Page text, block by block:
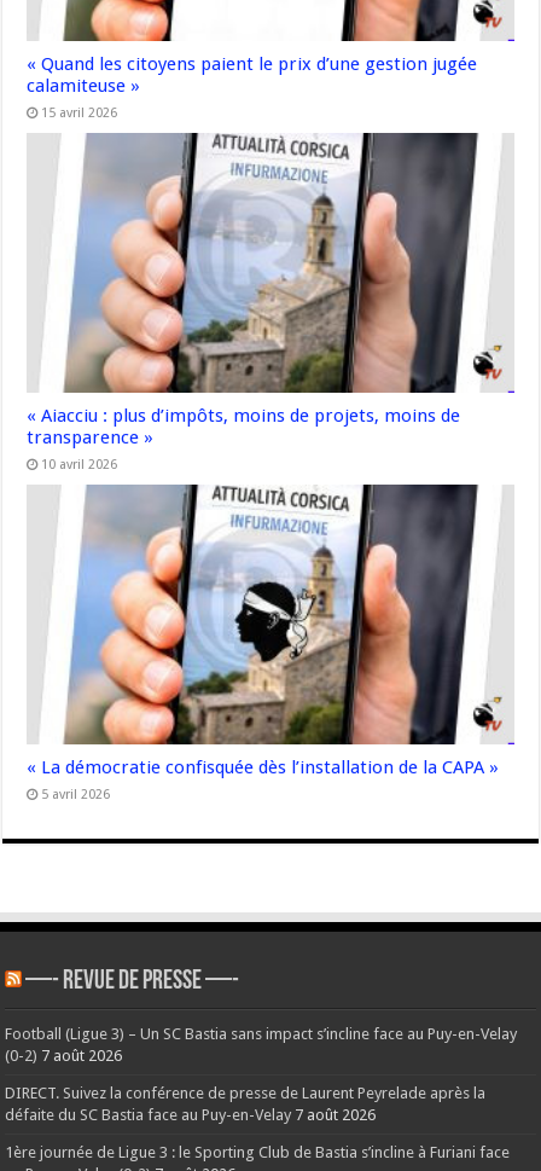
« Quand les citoyens paient le prix d’une gestion jugée
calamiteuse »
15 avril 2026
« Aiacciu : plus d’impôts, moins de projets, moins de
transparence »
10 avril 2026
« La démocratie confisquée dès l’installation de la CAPA »
5 avril 2026
—- REVUE DE PRESSE —-
Football (Ligue 3) – Un SC Bastia sans impact s’incline face au Puy-en-Velay
(0-2) 7 août 2026
DIRECT. Suivez la conférence de presse de Laurent Peyrelade après la
défaite du SC Bastia face au Puy-en-Velay 7 août 2026
1ère journée de Ligue 3 : le Sporting Club de Bastia s’incline à Furiani face